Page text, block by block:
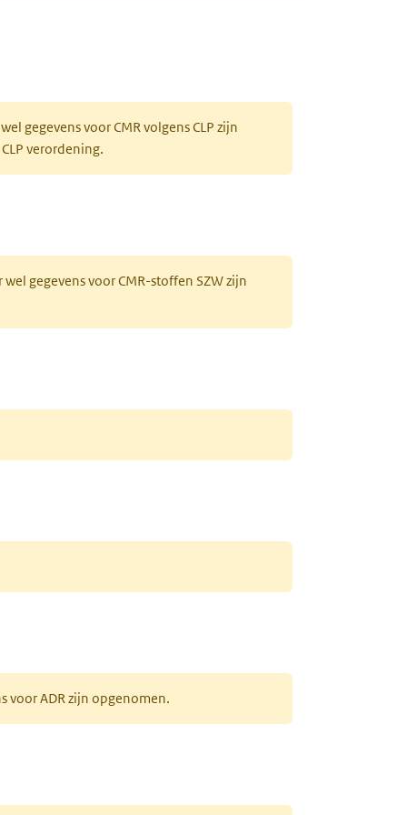
gegevens voor CMR volgens CLP zijn
verordening.
gegevens voor CMR-stoffen SZW zijn
voor ADR zijn opgenomen.